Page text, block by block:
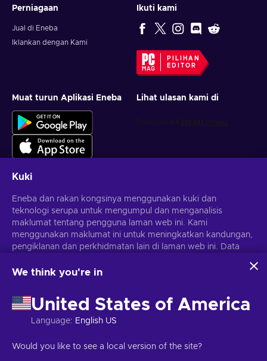
Perniagaan
Jual di Eneba
Iklankan dengan Kami
Ikuti kami
PILIHAN
EDITOR
Muat turun Aplikasi Eneba Lihat ulasan kami di
Dapatkan tawaran permainan yang diperibadikan
Langgan
Anda boleh berhenti melanggan pada bila-bila masa.Lawati notis
Hak Cipta © 2026 Eneba. Hak cipta terpelihara. JSC "Helis Play",
Kuki
Eneba dan rakan kongsinya menggunakan kuki dan
teknologi serupa untuk mengumpul dan menganalisis
maklumat tentang pengguna laman web ini. Kami
menggunakan maklumat ini untuk meningkatkan kandungan,
pengiklanan dan perkhidmatan lain di laman web ini. Data
iklan.
penggunaan teknologi ini oleh Eneba dan rakan kongsinya.
Anda boleh melaraskan persetujuan anda dengan mengklik
'Sesuaikan'.
menggunakan data anda, lihatKeselamatan & Privasi
We think you're in
United States of America
Language: English US
Would you like to see a local version of the site?